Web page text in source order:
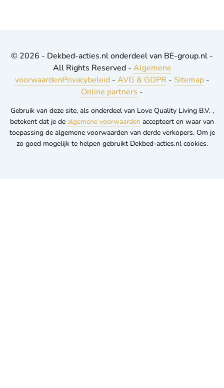
© 2026 - Dekbed-acties.nl onderdeel van BE-group.nl -
All Rights Reserved - Algemene
voorwaardenPrivacybeleid- AVG & GDPR - Sitemap-
Online partners -
Gebruik van deze site, als onderdeel van Love Quality Living B.V. ,
betekent dat je de algemene voorwaarden accepteert en waar van
toepassing de algemene voorwaarden van derde verkopers. Om je
zo goed mogelijk te helpen gebruikt Dekbed-acties.nl cookies.